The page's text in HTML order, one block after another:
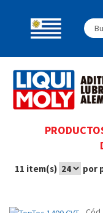
11 item(s) por